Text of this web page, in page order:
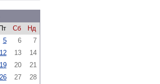
Пт Сб
Нд
5 6
7
12 13
14
19 20
21
26 27
28